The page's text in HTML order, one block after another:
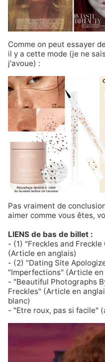
Comme on peut essayer
il y a cette mode (je ne
j'avoue) :
Pas vraiment de
aimer comme vous êtes,
LIENS de bas de billet :
- (1) "Freckles and Freckle
(Article en anglais)
- (2) "Dating Site
"Imperfections" (Article en
- "Beautiful Photographs
Freckles" (Article en
blanc)
- "Etre roux, pas si facile"